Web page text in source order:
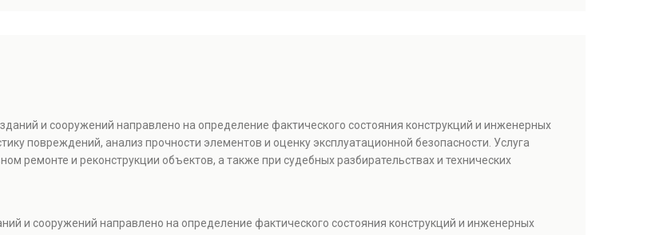
и сооружений направлено на определение фактического состояния конструкций и инженерных
повреждений, анализ прочности элементов и оценку эксплуатационной безопасности. Услуга
ремонте и реконструкции объектов, а также при судебных разбирательствах и технических
и сооружений направлено на определение фактического состояния конструкций и инженерных